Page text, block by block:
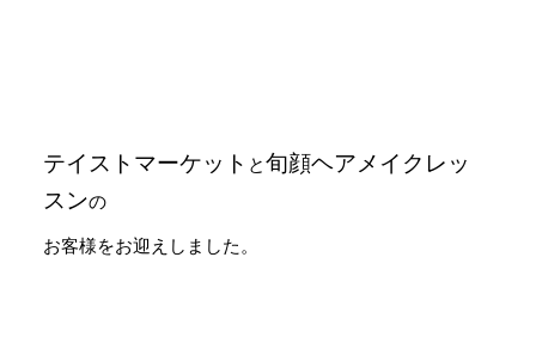
テイストマーケット と旬顔ヘアメイクレッ
スンの
お客様をお迎えしました。